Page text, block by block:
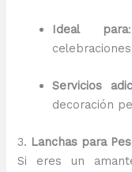
Ideal para
Servicios
decoración
3. Lanchas para
Si eres un